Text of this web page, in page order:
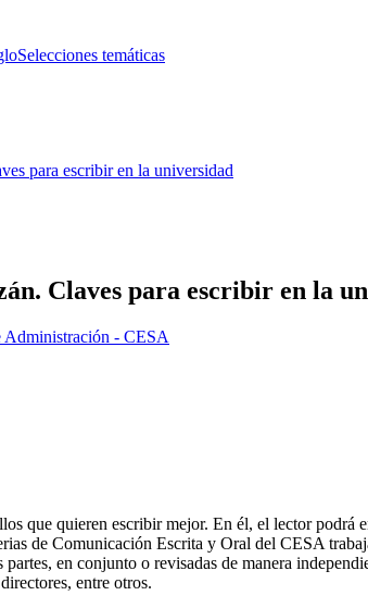
Selecciones temáticas
para escribir en la universidad
Claves para escribir en la
Administración - CESA
que quieren escribir mejor. En él, el lector
de Comunicación Escrita y Oral del CESA
en conjunto o revisadas de manera
entre otros.